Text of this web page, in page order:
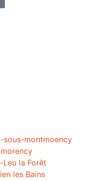
sous-montmoency
la Forêt
les Bains